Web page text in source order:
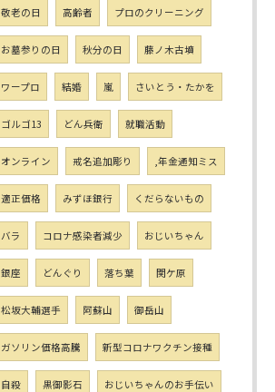
敬老の日 高齢者 プロのクリーニング
お墓参りの日 秋分の日 藤ノ木古墳
ワープロ 結婚 嵐 さいとう・たかを
ゴルゴ13 どん兵衛 就職活動
オンライン 戒名追加彫り ,年金通知ミス
適正価格 みずほ銀行 くだらないもの
バラ コロナ感染者減少 おじいちゃん
銀座 どんぐり 落ち葉 関ケ原
松坂大輔選手 阿蘇山 御岳山
ガソリン価格高騰 新型コロナワクチン接種
自殺 黒御影石 おじいちゃんのお手伝い